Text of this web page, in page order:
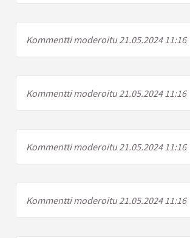
Kommentti moderoitu 21.05.2024 11:16
Kommentti moderoitu 21.05.2024 11:16
Kommentti moderoitu 21.05.2024 11:16
Kommentti moderoitu 21.05.2024 11:16